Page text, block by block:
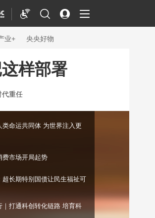
业+ 央央好物
样部署
代重任
类命运共同体 为世界注入更
费市场开局起势
超长期特别国债让民生福祉可
｜打通科创转化链路 培育科